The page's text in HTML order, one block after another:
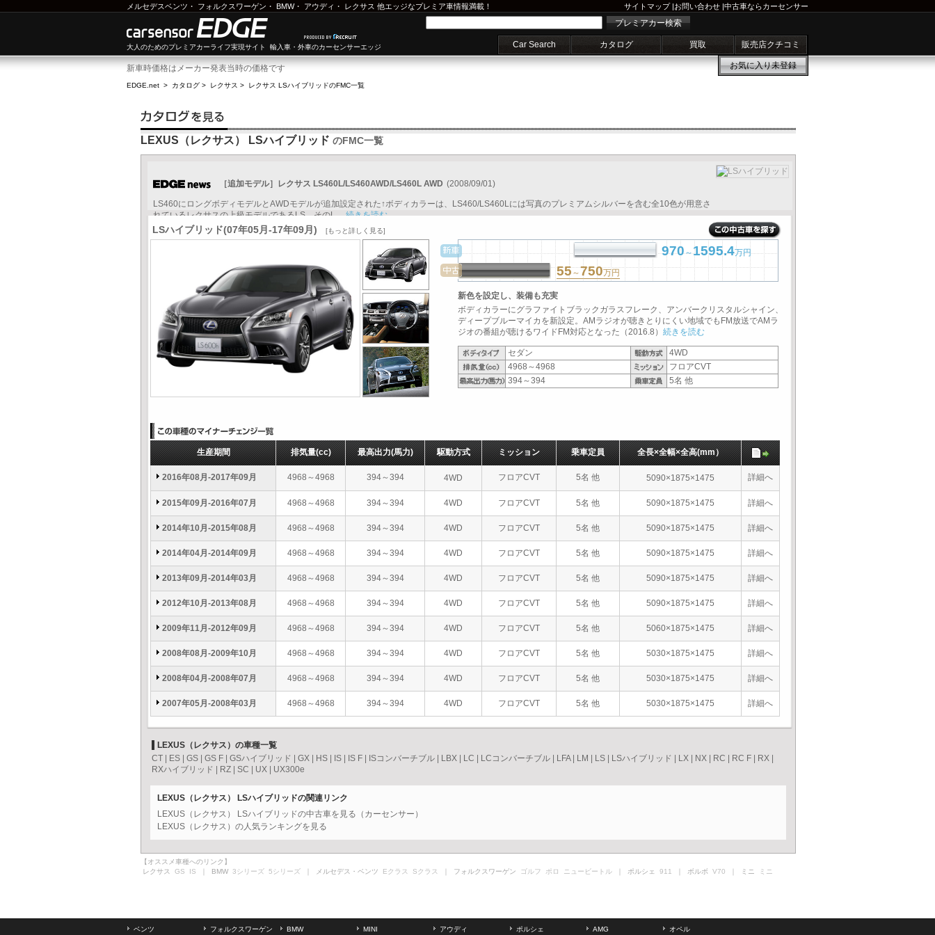
メルセデスベンツ ・ フォルクスワーゲン ・ BMW・ アウディ ・ レクサス 他エッジなプレミア車情報満載！ サイトマップ|お問い合わせ |中古車ならカーセンサー
大人のためのプレミアカーライフ実現サイト 輸入車・外車のカーセンサーエッジ
プレミアカー検索
Car Search カタログ 買取 販売店クチコミ
お気に入り未登録
新車時価格はメーカー発表当時の価格です
EDGE.net > カタログ > レクサス > レクサス LSハイブリッドのFMC一覧
LEXUS（レクサス） LSハイブリッド のFMC一覧
［追加モデル］レクサス LS460L/LS460AWD/LS460L AWD (2008/09/01)
LS460にロングボディモデルとAWDモデルが追加設定された↑ボディカラーは、LS460/LS460Lには写真のプレミアムシルバーを含む全10色が用意さ
れているレクサスの上級モデルであるLS。そのL...続きを読む
LSハイブリッド(07年05月-17年09月) [もっと詳しく見る]
970～1595.4万円
55 ～750万円
新色を設定し、装備も充実
ボディカラーにグラファイトブラックガラスフレーク、アンバークリスタルシャイン、
ディープブルーマイカを新設定。AMラジオが聴きとりにくい地域でもFM放送でAMラ
ジオの番組が聴けるワイドFM対応となった（2016.8） 続きを読む
セダン
4WD
4968～4968
フロアCVT
394～394
5名 他
生産期間 排気量(cc) 最高出力(馬力) 駆動方式 ミッション 乗車定員 全長×全幅×全高(mm）
2016年08月-2017年09月 4968～4968 394～394 4WD フロアCVT 5名 他 5090×1875×1475 詳細へ
2015年09月-2016年07月 4968～4968 394～394 4WD フロアCVT 5名 他 5090×1875×1475 詳細へ
2014年10月-2015年08月 4968～4968 394～394 4WD フロアCVT 5名 他 5090×1875×1475 詳細へ
2014年04月-2014年09月 4968～4968 394～394 4WD フロアCVT 5名 他 5090×1875×1475 詳細へ
2013年09月-2014年03月 4968～4968 394～394 4WD フロアCVT 5名 他 5090×1875×1475 詳細へ
2012年10月-2013年08月 4968～4968 394～394 4WD フロアCVT 5名 他 5090×1875×1475 詳細へ
2009年11月-2012年09月 4968～4968 394～394 4WD フロアCVT 5名 他 5060×1875×1475 詳細へ
2008年08月-2009年10月 4968～4968 394～394 4WD フロアCVT 5名 他 5030×1875×1475 詳細へ
2008年04月-2008年07月 4968～4968 394～394 4WD フロアCVT 5名 他 5030×1875×1475 詳細へ
2007年05月-2008年03月 4968～4968 394～394 4WD フロアCVT 5名 他 5030×1875×1475 詳細へ
LEXUS（レクサス）の車種一覧
CT
ES GS GS F GSハイブリッド GX HS IS IS F ISコンバーチブル LBX LC LCコンバーチブル LFA| LM LS LSハイブリッド LX NX RC RC F RX
RXハイブリッド
RZ SC UX UX300e
LEXUS（レクサス） LSハイブリッドの関連リンク
LEXUS（レクサス） LSハイブリッドの中古車を見る（カーセンサー）
LEXUS（レクサス）の人気ランキングを見る
【オススメ車種へのリンク】
レクサス GS IS ｜ BMW 3シリーズ 5シリーズ ｜ メルセデス・ベンツ Eクラス Sクラス ｜ フォルクスワーゲン ゴルフ ポロ ニュービートル ｜ ポルシェ 911 ｜ ボルボ V70 ｜ ミニ ミニ
ベンツ フォルクスワーゲン BMW MINI アウディ ポルシェ AMG オペル